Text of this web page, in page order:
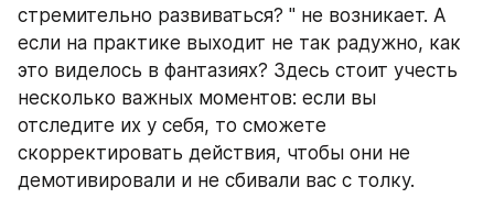
стремительно развиваться? " не возникает. А
если на практике выходит не так радужно, как
это виделось в фантазиях? Здесь стоит учесть
несколько важных моментов: если вы
отследите их у себя, то сможете
скорректировать действия, чтобы они не
демотивировали и не сбивали вас с толку.